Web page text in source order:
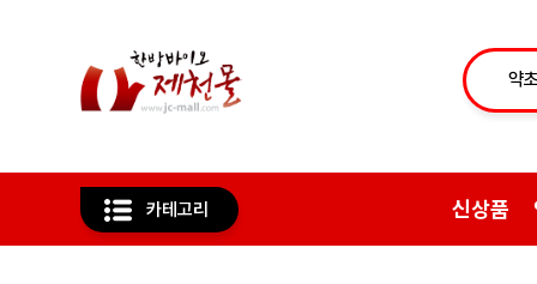
카테고리 신상품